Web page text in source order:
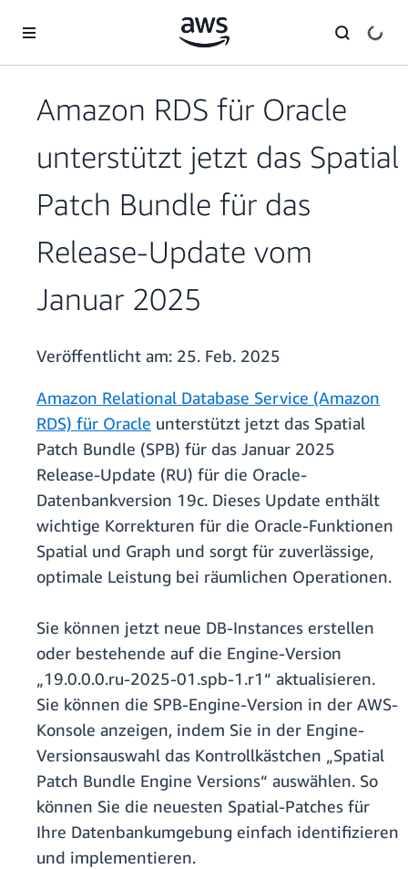
Überspringen zum Hauptinhalt
Amazon RDS für Oracle
unterstützt jetzt das Spatial
Patch Bundle für das
Release-Update vom
Januar 2025
Veröffentlicht am: 25. Feb. 2025
Amazon Relational Database Service (Amazon
RDS) für Oracle unterstützt jetzt das Spatial
Patch Bundle (SPB) für das Januar 2025
Release-Update (RU) für die Oracle-
Datenbankversion 19c. Dieses Update enthält
wichtige Korrekturen für die Oracle-Funktionen
Spatial und Graph und sorgt für zuverlässige,
optimale Leistung bei räumlichen Operationen.
Sie können jetzt neue DB-Instances erstellen
oder bestehende auf die Engine-Version
„19.0.0.0.ru-2025-01.spb-1.r1“ aktualisieren.
Sie können die SPB-Engine-Version in der AWS-
Konsole anzeigen, indem Sie in der Engine-
Versionsauswahl das Kontrollkästchen „Spatial
Patch Bundle Engine Versions“ auswählen. So
können Sie die neuesten Spatial-Patches für
Ihre Datenbankumgebung einfach identifizieren
und implementieren.